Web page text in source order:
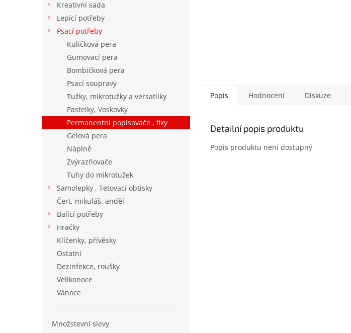
Kreativní sada
Lepící potřeby
Psací potřeby
Kuličková pera
Gumovací pera
Bombičková pera
Psací soupravy
Tužky, mikrotužky a versatilky
Pastelky, Voskovky
Permanentní popisovače , fixy
Gelová pera
Náplně
Zvýrazňovače
Tuhy do mikrotužek
Samolepky , Tetovací obtisky
Čert, mikuláš, anděl
Balící potřeby
Hračky
Klíčenky, přívěsky
Ostatní
Dezinfekce, roušky
Velikonoce
Vánoce
Množstevní slevy
Popis Hodnocení Diskuze
Detailní popis produktu
Popis produktu není dostupný